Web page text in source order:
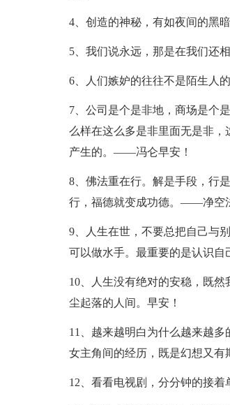
4、创造的神秘，有如夜间的黑
5、我们说永远，那是在我们还
6、人们嫉妒的往往不是陌生人
7、公司是个是非地，商场是个
么样在这么多是非里面无是非
产生的。——冯仑早安！
8、佛法重在行。解是手段，行
行，福德就变成功德。——净空
9、人生在世，不要总把自己与
可以做水手。最重要的是认识自
10、人生没有绝对的安稳，既
尘起落的人间。早安！
11、越来越明白为什么越来越
女主角间的经历，既是幻想又有
12、看看电视剧，分分钟的接着